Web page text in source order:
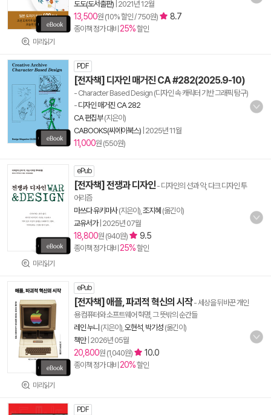
미리읽기
도도(도서출판) 2021년 12월
13,500원 (10% 할인 / 750원) 8.7
종이책 정가 대비 25%할인
PDF
[전자책] 디자인 매거진 CA #282(2025.9-10)
- Character Based Design (디자인 속 캐릭터 기반 그래픽 탐구)
- 디자인 매거진 CA 282
CA 편집부(지은이)
CABOOKS(씨에이북스) 2025년 11월
11,000원 (550원)
미리읽기
ePub
[전자책] 전쟁과 디자인- 디자인의 선과 악, 다크 디자인 투
어리즘
마쓰다 유키마사(지은이), 조지혜 (옮긴이)
교유서가| 2025년 07월
18,800원 (940원) 9.5
종이책 정가 대비 25%할인
미리읽기
ePub
[전자책] 애플, 파괴적 혁신의 시작- 세상을 뒤바꾼 개인
용 컴퓨터와 소프트웨어 혁명, 그 뜻밖의 순간들
레인 누니 (지은이), 오현석 박기성 (옮긴이)
책만| 2026년 05월
20,800원 (1,040원) 10.0
종이책 정가 대비 20%할인
PDF